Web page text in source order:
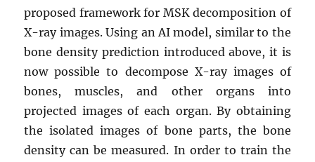
proposed framework for MSK decomposition of
X-ray images. Using an AI model, similar to the
bone density prediction introduced above, it is
now possible to decompose X-ray images of
bones, muscles, and other organs into
projected images of each organ. By obtaining
the isolated images of bone parts, the bone
density can be measured. In order to train the